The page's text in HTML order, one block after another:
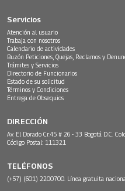
Servicios
Atención al usuario
Trabaja con nosotros
Calendario de actividades
Buzón Peticiones, Quejas, Reclamos y
Trámites y Servicios
Directorio de Funcionarios
Estado de su solicitud
Términos y Condiciones
Entrega de Obsequios
DIRECCIÓN
Av. El Dorado Cr.45 # 26 - 33 Bogotá D.C.
Código Postal: 111321
TELÉFONOS
(+57) (601) 2200700. Línea gratuita